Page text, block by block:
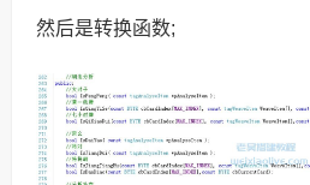
然后是转换函数;